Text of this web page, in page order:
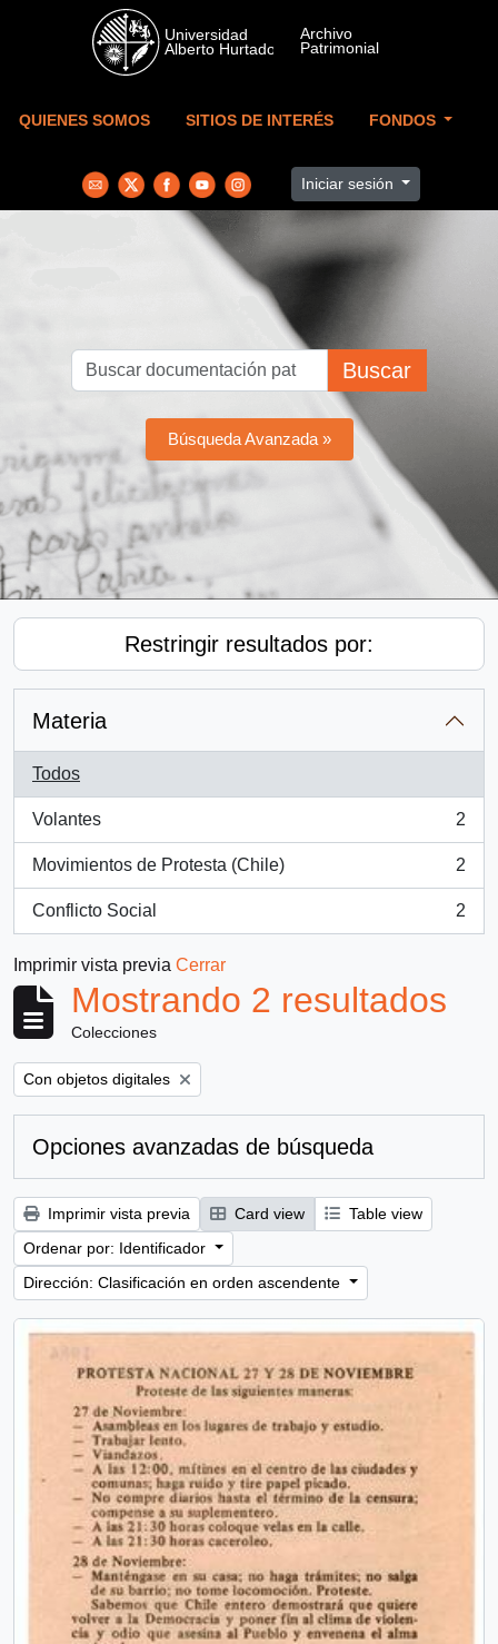
Skip to main content
QUIENES SOMOS SITIOS DE INTERÉS FONDOS
Iniciar sesión
Buscar
Búsqueda Avanzada »
Restringir resultados por:
Materia
Todos
Volantes
, 2 resultados
2
Movimientos de Protesta (Chile)
, 2 resultados
2
Conflicto Social
, 2 resultados
2
Imprimir vista previa Cerrar
Mostrando 2 resultados
Colecciones
Remove filter:
Con objetos digitales
Opciones avanzadas de búsqueda
Imprimir vista previa Card view
Table view
Ordenar por: Identificador
Dirección: Clasificación en orden ascendente